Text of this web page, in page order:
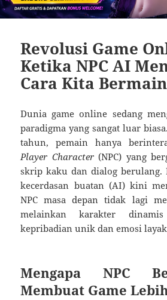
Revolusi Game
Ketika NPC AI
Cara Kita Bermain
Dunia game online sedang
paradigma yang sangat luar
tahun, pemain hanya
Player Character(NPC) yang
skrip kaku dan dialog berulang.
kecerdasan buatan (AI) kini
NPC masa depan tidak lagi
melainkan karakter
kepribadian unik dan emosi
Mengapa NPC
Membuat Game